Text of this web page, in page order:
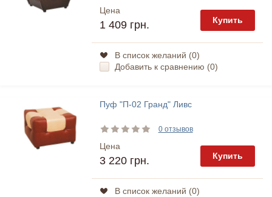
Цена
1 409 грн. Купить
В список желаний (0)
Добавить к сравнению (0)
Пуф "П-02 Гранд" Ливс
0 отзывов
Цена
3 220 грн. Купить
В список желаний (0)